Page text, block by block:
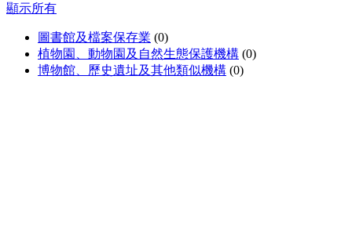
顯示所有
圖書館及檔案保存業 (0)
植物園、動物園及自然生態保護機構 (0)
博物館、歷史遺址及其他類似機構 (0)